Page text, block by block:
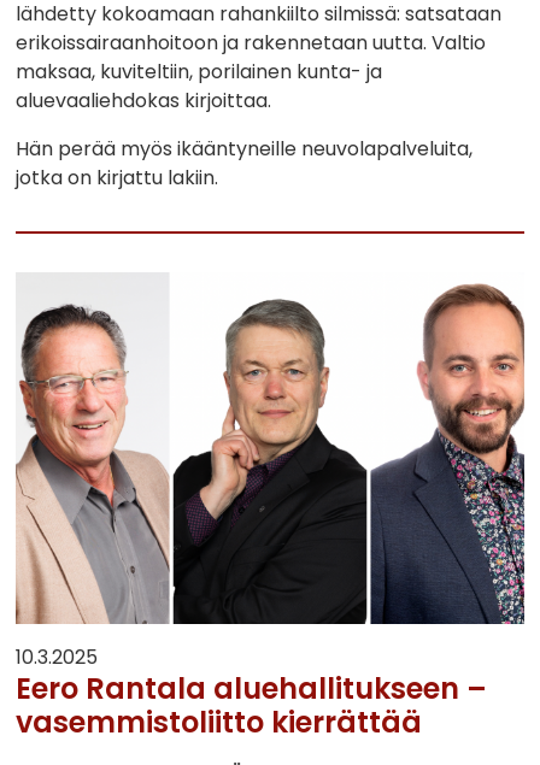
lähdetty kokoamaan rahankiilto silmissä: satsataan
erikoissairaanhoitoon ja rakennetaan uutta. Valtio
maksaa, kuviteltiin, porilainen kunta- ja
aluevaaliehdokas kirjoittaa.
Hän perää myös ikääntyneille neuvolapalveluita,
jotka on kirjattu lakiin.
10.3.2025
Eero Rantala aluehallitukseen –
vasemmistoliitto kierrättää